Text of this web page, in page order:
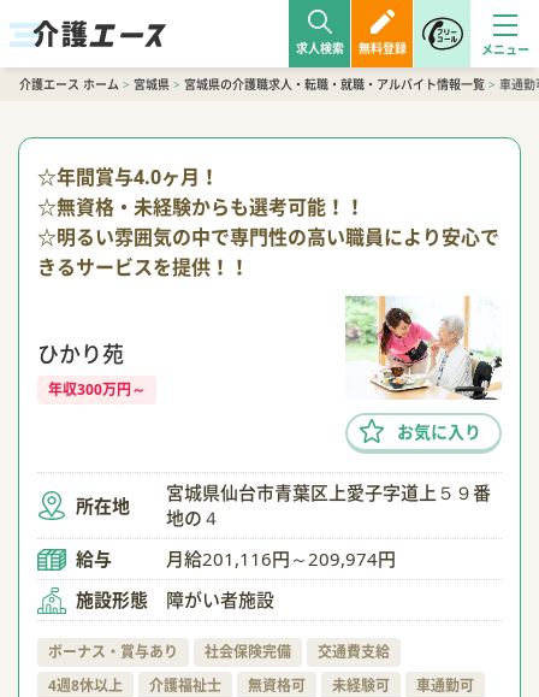
求人検索 無料登録
介護エース ホーム > 宮城県 > 宮城県の介護職求人・転職・就職・アルバイト情報一覧 > 車通
☆年間賞与4.0ヶ月！
☆無資格・未経験からも選考可能！！
☆明るい雰囲気の中で専門性の高い職員により安心で
きるサービスを提供！！
ひかり苑
年収300万円～
お気に入り
所在地
宮城県仙台市青葉区上愛子字道上５９番
地の４
給与
月給201,116円～209,974円
施設形態
障がい者施設
ボーナス・賞与あり 社会保険完備
交通費支給
4週8休以上
介護福祉士 無資格可 未経験可 車通勤可